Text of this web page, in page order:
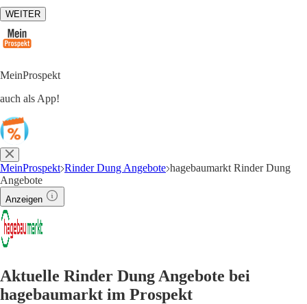
WEITER
MeinProspekt
auch als App!
MeinProspekt Rinder Dung Angebote hagebaumarkt Rinder Dung
Angebote
Anzeigen
Aktuelle Rinder Dung Angebote bei
hagebaumarkt im Prospekt